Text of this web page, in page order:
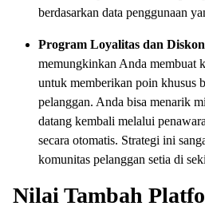
berdasarkan data penggunaan
Program Loyalitas dan
memungkinkan Anda membuat
untuk memberikan poin khusus
pelanggan. Anda bisa menarik
datang kembali melalui
secara otomatis. Strategi ini
komunitas pelanggan setia di
Nilai Tambah